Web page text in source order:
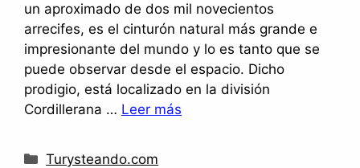
un aproximado de dos mil novecientos
arrecifes, es el cinturón natural más grande e
impresionante del mundo y lo es tanto que se
puede observar desde el espacio. Dicho
prodigio, está localizado en la división
Cordillerana … Leer más
Categorías
Turysteando.com